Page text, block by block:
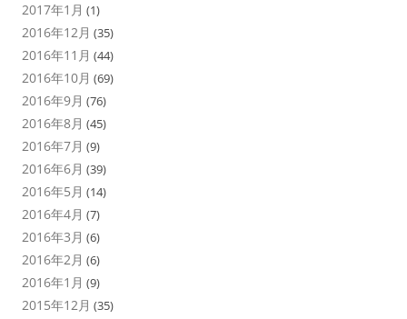
2017年1月 (1)
2016年12月 (35)
2016年11月 (44)
2016年10月 (69)
2016年9月 (76)
2016年8月 (45)
2016年7月 (9)
2016年6月 (39)
2016年5月 (14)
2016年4月 (7)
2016年3月 (6)
2016年2月 (6)
2016年1月 (9)
2015年12月 (35)